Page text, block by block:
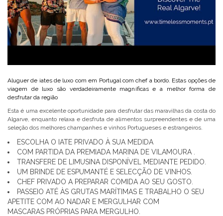
Aluguer de iates de luxo com em Portugal com chef a bordo. Estas opções de
viagem de luxo são verdadeiramente magníficas e a melhor forma de
desfrutar da região
Esta é uma excelente oportunidade para desfrutar das maravilhas da costa do
Algarve, enquanto relaxa e desfruta de alimentos surpreendentes e de uma
seleção dos melhores champanhes e vinhos Portugueses e estrangeiros.
ESCOLHA O IATE PRIVADO À SUA MEDIDA
COM PARTIDA DA PREMIADA MARINA DE VILAMOURA .
TRANSFERE DE LIMUSINA DISPONÍVEL MEDIANTE PEDIDO.
UM BRINDE DE ESPUMANTÉ E SELECÇÃO DE VINHOS.
CHEF PRIVADO A PREPARAR COMIDA AO SEU GOSTO.
PASSEIO ATÉ ÀS GRUTAS MARÍTIMAS E TRABALHO O SEU
APETITE COM AO NADAR E MERGULHAR COM
MASCARAS PRÓPRIAS PARA MERGULHO.